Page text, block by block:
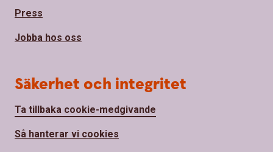
Press
Jobba hos oss
Säkerhet och integritet
Ta tillbaka cookie-medgivande
Så hanterar vi cookies